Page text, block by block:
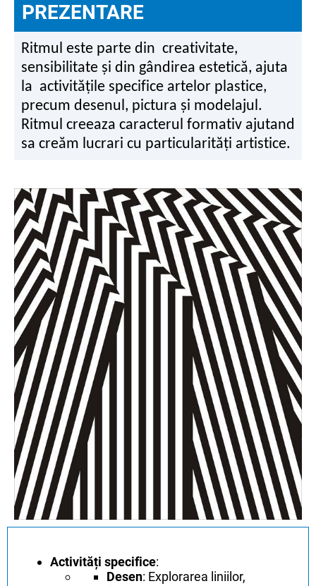
PREZENTARE
Ritmul este parte din creativitate,
sensibilitate și din gândirea estetică, ajuta
la activitățile specifice artelor plastice,
precum desenul, pictura și modelajul.
Ritmul creeaza caracterul formativ ajutand
sa creăm lucrari cu particularități artistice.
Activități specifice:
Desen: Explorarea liniilor,